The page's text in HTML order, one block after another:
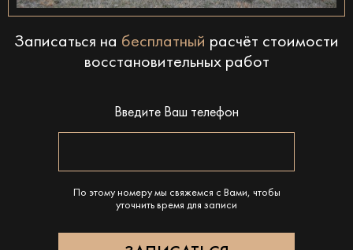
Записаться на бесплатный расчёт стоимости
восстановительных работ
Введите Ваш телефон
По этому номеру мы свяжемся с Вами, чтобы
уточнить время для записи